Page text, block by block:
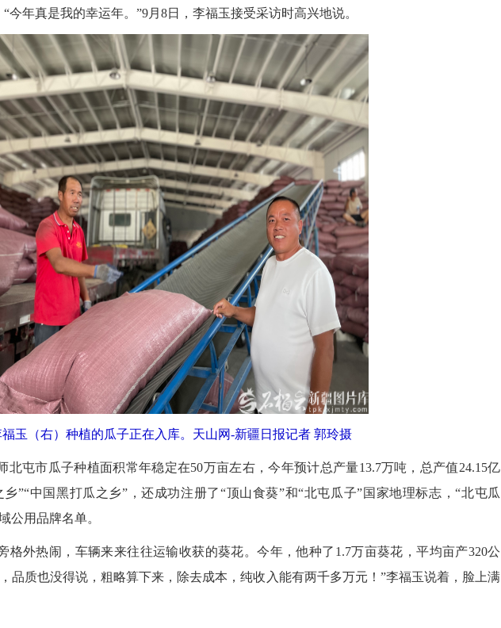
今年真是我的幸运年。”9月8日，李福玉接受采访时高兴地说。
福玉（右）种植的瓜子正在入库。天山网-新疆日报记者 郭玲摄
市瓜子种植面积常年稳定在50万亩左右，今年预计总产量13.7万吨，总产值24.15亿
”“中国黑打瓜之乡”，还成功注册了“顶山食葵”和“北屯瓜子”国家地理标志，“北屯瓜
公用品牌名单。
外热闹，车辆来来往往运输收获的葵花。今年，他种了1.7万亩葵花，平均亩产320公
品质也没得说，粗略算下来，除去成本，纯收入能有两千多万元！”李福玉说着，脸上满